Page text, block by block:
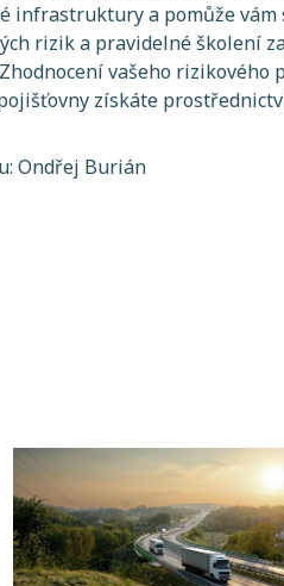
infrastruktury a pomůže
rizik a pravidelné školení
vašeho
získáte
Ondřej Burián